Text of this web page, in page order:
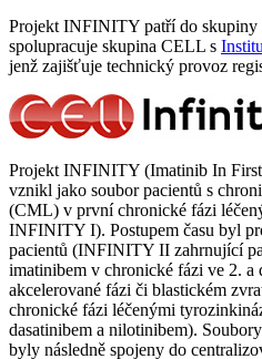
Projekt INFINITY patří do skupiny
spolupracuje skupina CELL s
jenž zajišťuje technický provoz
Projekt INFINITY (Imatinib In
vznikl jako soubor pacientů s
(CML) v první chronické fázi
INFINITY I). Postupem času byl
pacientů (INFINITY II zahrnující
imatinibem v chronické fázi ve 2.
akcelerované fázi či blastickém
chronické fázi léčenými
dasatinibem a nilotinibem).
byly následně spojeny do